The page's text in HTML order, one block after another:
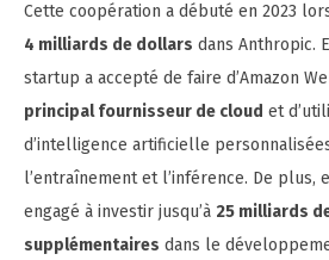
Cette coopération a débuté en 2023
4 milliards de dollars dans Anthropic.
startup a accepté de faire d’Amazon
principal fournisseur de cloud et
d’intelligence artificielle
l’entraînement et l’inférence. De plus,
engagé à investir jusqu’à 25 milliards
supplémentaires dans le